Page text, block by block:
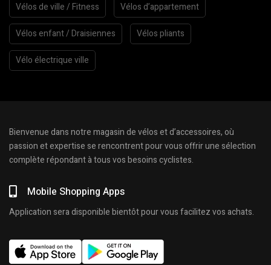
Vélos de ville / Fitness Vélos d’appartement
Vélos enfant / Draisiennes Vélos pliants
Vélo électrique ville
Bienvenue dans notre magasin de vélos et d’accessoires, où
passion et expertise se rencontrent pour vous offrir une sélection
complète répondant à tous vos besoins cyclistes.
Mobile Shopping Apps
Application sera disponible bientôt pour vous facilitez vos achats.